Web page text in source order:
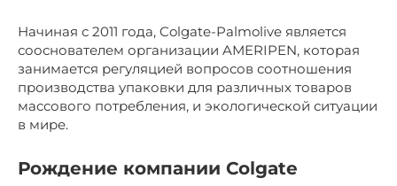
Начиная с 2011 года, Colgate-Palmolive является
сооснователем организации AMERIPEN, которая
занимается регуляцией вопросов соотношения
производства упаковки для различных товаров
массового потребления, и экологической ситуации
в мире.
Рождение компании Colgate